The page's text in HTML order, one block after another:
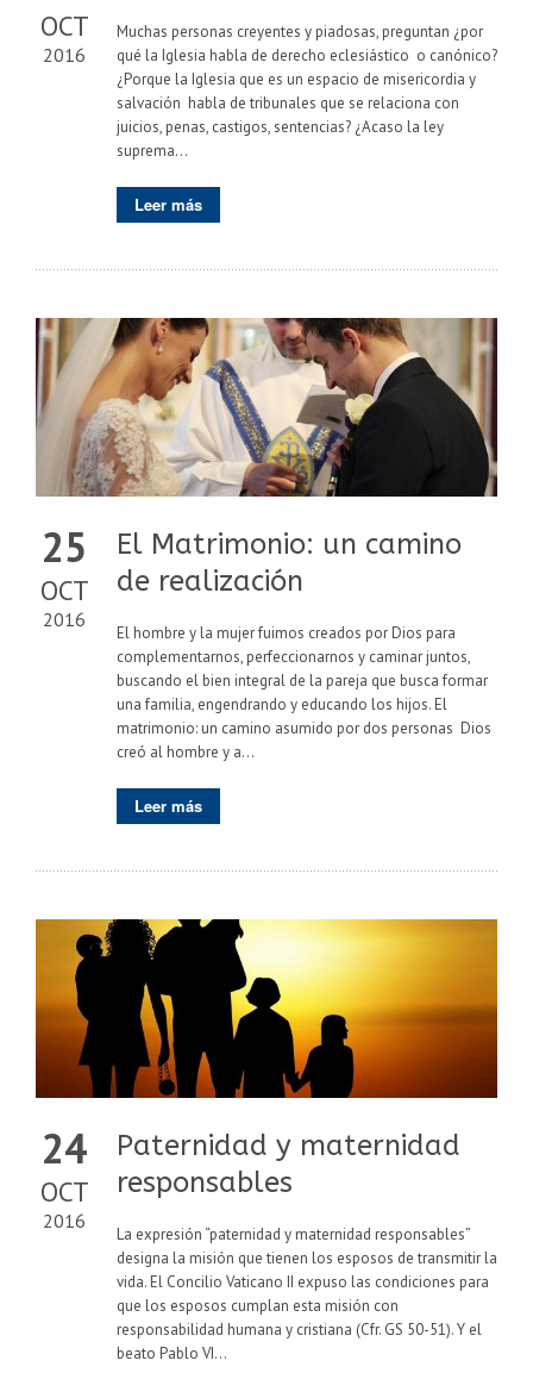
OCT
2016
Muchas personas creyentes y piadosas, preguntan ¿por
qué la Iglesia habla de derecho eclesiástico o canónico?
¿Porque la Iglesia que es un espacio de misericordia y
salvación habla de tribunales que se relaciona con
juicios, penas, castigos, sentencias? ¿Acaso la ley
suprema...
Leer más
25
OCT
2016
El Matrimonio: un camino
de realización
El hombre y la mujer fuimos creados por Dios para
complementarnos, perfeccionarnos y caminar juntos,
buscando el bien integral de la pareja que busca formar
una familia, engendrando y educando los hijos. El
matrimonio: un camino asumido por dos personas Dios
creó al hombre y a...
Leer más
24
OCT
2016
Paternidad y maternidad
responsables
La expresión “paternidad y maternidad responsables”
designa la misión que tienen los esposos de transmitir la
vida. El Concilio Vaticano II expuso las condiciones para
que los esposos cumplan esta misión con
responsabilidad humana y cristiana (Cfr. GS 50-51). Y el
beato Pablo VI...